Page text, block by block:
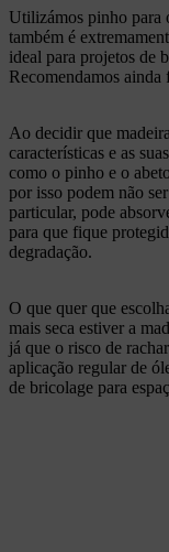
Utilizámos pinho para
também é
ideal para projetos de
Recomendamos
Ao decidir que
características e as
como o pinho e o
por isso podem não
particular, pode
para que fique
degradação.
O que quer que
mais seca estiver a
já que o risco de
aplicação regular de
de bricolage para